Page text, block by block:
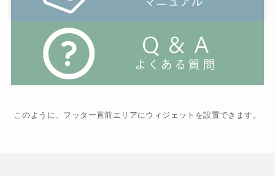
このように、フッター直前エリアにウィジェットを設置できます。